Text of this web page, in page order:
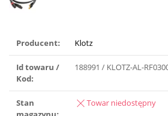
Producent: Klotz
Id towaru /
Kod:
188991 / KLOTZ-AL-
Stan
Towar niedostępny